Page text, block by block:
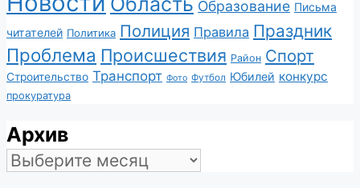
Образование Письма
читателей Политика Полиция Правила Праздник
Проблема Происшествия Район Спорт
Строительство Транспорт Фото Футбол Юбилей конкурс
прокуратура
Архив
Архив